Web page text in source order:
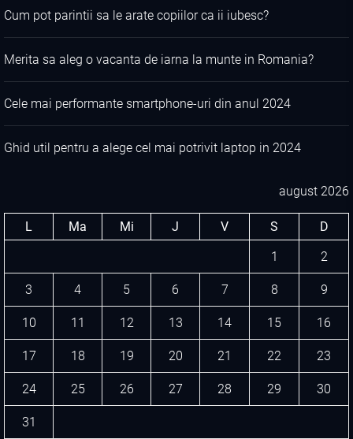
Cum pot parintii sa le arate copiilor ca ii iubesc?
Merita sa aleg o vacanta de iarna la munte in Romania?
Cele mai performante smartphone-uri din anul 2024
Ghid util pentru a alege cel mai potrivit laptop in 2024
august 2026
L Ma Mi J V S
D
1
2
3 4 5 6 7 8 9
10 11 12 13 14 15 16
17 18 19 20 21 22 23
24 25 26 27 28 29 30
31